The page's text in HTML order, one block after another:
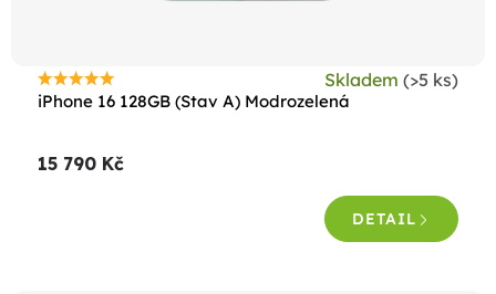
iPhone 16 128GB (Stav A) Modrozelená
Průměrné
je
Skladem (>5 ks)
15 790 Kč
DETAIL